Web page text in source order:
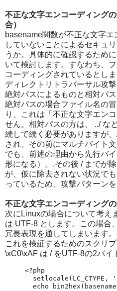
不正な文字エンコーディング
合）
basename関数が不正な文字
していないことによるセキュ
うか。具体的に確認するため
いて検討します。すなわち、
コーディングされているとしま
ディレクトリトラバーサル攻
絶対パスによるものと相対パ
絶対パスの場合ファイル名の
り、これは「不正な文字エン
せん。相対パスの方は、 ../ な
続して続く必要がありますが
され、その前にマルチバイト
でも、前述の理由から先行バ
形になる）。.その後 / までが
が、仮に除去されない状況で
っているため、攻撃パターン
不正な文字エンコーディング
次にLinuxの場合について考え
は UTF-8 とします。この場合
冗長表現を通してしまいます。
これを検証するためのスクリ
\xC0\xAF は / をUTF-8の2バイ
<?php
setlocale(LC_CTYPE,
echo